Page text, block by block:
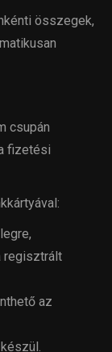
összegek,
csupán
fizetési
regisztrált
az